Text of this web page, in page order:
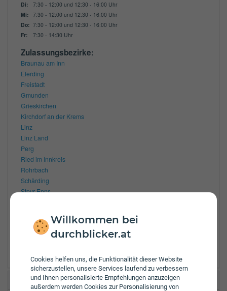
Willkommen bei
durchblicker.at
Cookies helfen uns, die Funktionalität dieser Website
sicherzustellen, unsere Services laufend zu verbessern
und Ihnen personalisierte Empfehlungen anzuzeigen
außerdem werden Cookies zur Personalisierung von
Di:
7:30 - 12:00 und 12:30 - 16:00 Uhr
Mi: 7:30 - 12:00 und 12:30 - 16:00 Uhr
Do: 7:30 - 12:00 und 12:30 - 16:00 Uhr
Fr:
7:30 - 14:30 Uhr
Zulassungsbezirke:
Braunau am Inn
Eferding
Freistadt
Gmunden
Grieskirchen
Kirchdorf an der Krems
Linz
Linz Land
Perg
Ried im Innkreis
Rohrbach
Schärding
Steyr Enns
Vöcklabruck
Wels
Zürich DVM Versicherungsmakler Linz